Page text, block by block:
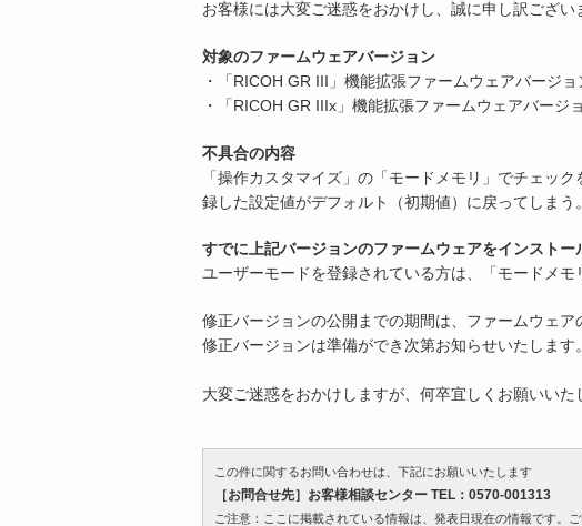
お客様には大変ご迷惑をおかけし、誠に申し訳ござい
対象のファームウェアバージョン
・「RICOH GR III」機能拡張ファームウェアバージ
・「RICOH GR IIIx」機能拡張ファームウェアバージ
不具合の内容
「操作カスタマイズ」の「モードメモリ」でチェッ
録した設定値がデフォルト（初期値）に戻ってしまう。
すでに上記バージョンのファームウェアをインストー
ユーザーモードを登録されている方は、「モードメ
修正バージョンの公開までの期間は、ファームウェア
修正バージョンは準備ができ次第お知らせいたします。
大変ご迷惑をおかけしますが、何卒宜しくお願いいた
この件に関するお問い合わせは、下記にお願いいたします
［お問合せ先］お客様相談センター TEL：0570-001313
ご注意：ここに掲載されている情報は、発表日現在の情報です。